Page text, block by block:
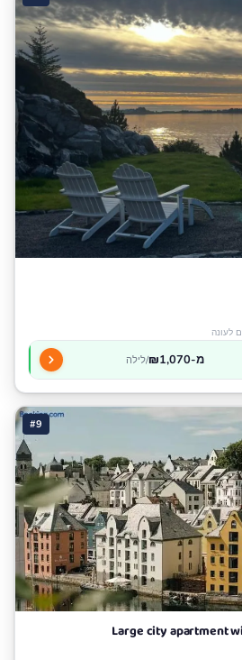
לעונה
מ-₪1,070 /לילה
#9
Large city apartment